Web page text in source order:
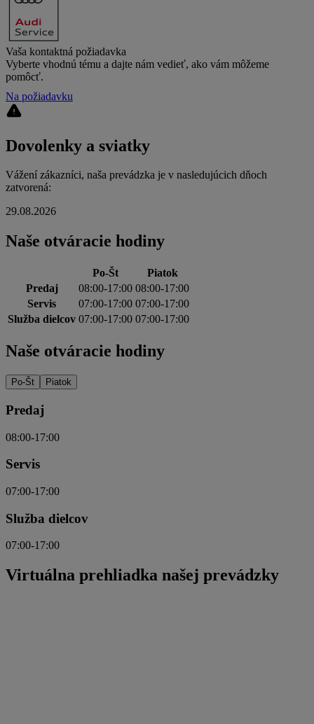
Vaša kontaktná požiadavka
Vyberte vhodnú tému a dajte nám vedieť, ako vám môžeme
pomôcť.
Na požiadavku
Dovolenky a sviatky
Vážení zákazníci, naša prevádzka je v nasledujúcich dňoch
zatvorená:
29.08.2026
Naše otváracie hodiny
Po-Št
Piatok
Predaj
08:00-17:00 08:00-17:00
Servis
07:00-17:00 07:00-17:00
Služba dielcov 07:00-17:00 07:00-17:00
Naše otváracie hodiny
Po-Št Piatok
Predaj
08:00-17:00
Servis
07:00-17:00
Služba dielcov
07:00-17:00
Virtuálna prehliadka našej prevádzky